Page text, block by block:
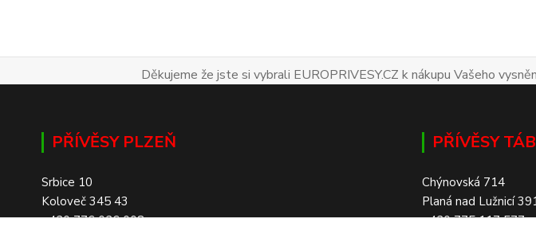
Děkujeme že jste si vybrali EUROPRIVESY.CZ k nákupu Vašeho
PŘÍVĚSY PLZEŇ
Srbice 10
Koloveč 345 43
+420 776 026 008
PŘÍVĚSY
Chýnovská 714
Planá nad Lužnicí
+420 775 117 577